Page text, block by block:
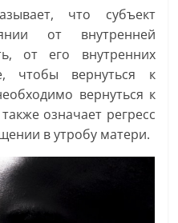
что субъект
от внутренней
от его внутренних
чтобы вернуться к
вернуться к
означает регресс
в утробу матери.